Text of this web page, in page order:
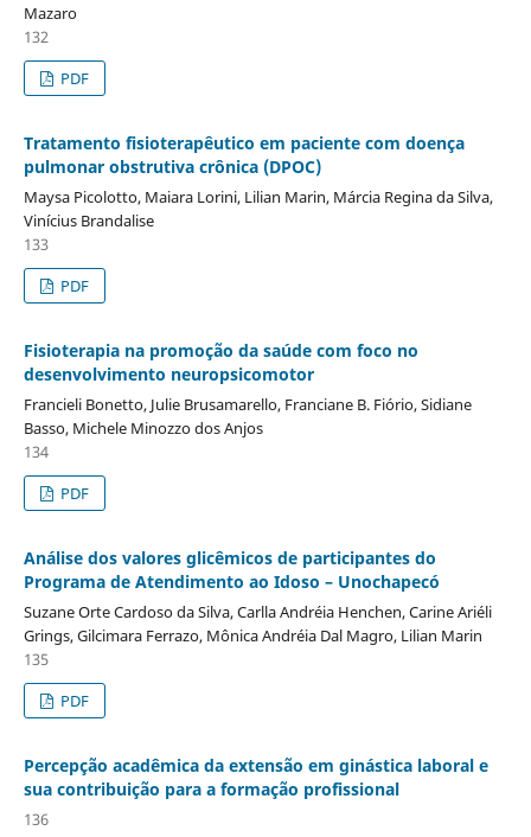
Mazaro
132
PDF
Tratamento fisioterapêutico em paciente com doença
pulmonar obstrutiva crônica (DPOC)
Maysa Picolotto, Maiara Lorini, Lilian Marin, Márcia Regina da Silva,
Vinícius Brandalise
133
PDF
Fisioterapia na promoção da saúde com foco no
desenvolvimento neuropsicomotor
Francieli Bonetto, Julie Brusamarello, Franciane B. Fiório, Sidiane
Basso, Michele Minozzo dos Anjos
134
PDF
Análise dos valores glicêmicos de participantes do
Programa de Atendimento ao Idoso – Unochapecó
Suzane Orte Cardoso da Silva, Carlla Andréia Henchen, Carine Ariéli
Grings, Gilcimara Ferrazo, Mônica Andréia Dal Magro, Lilian Marin
135
PDF
Percepção acadêmica da extensão em ginástica laboral e
sua contribuição para a formação profissional
136